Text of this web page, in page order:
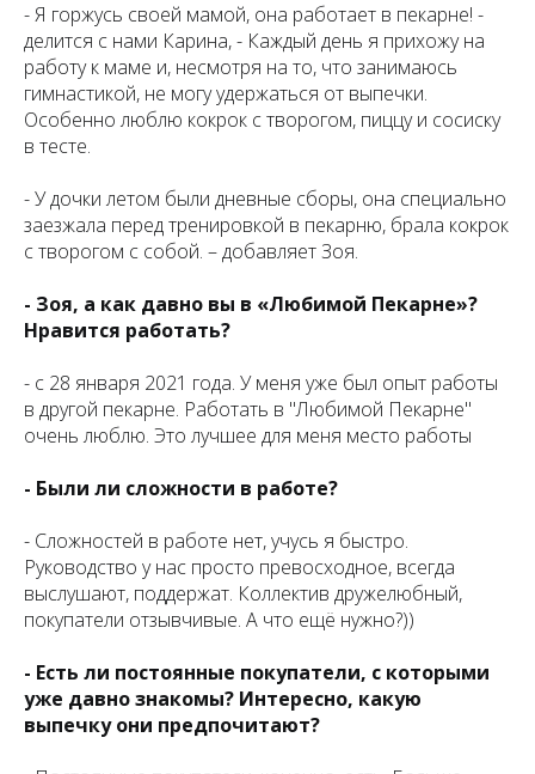
- Я горжусь своей мамой, она работает в пекарне! -
делится с нами Карина, - Каждый день я прихожу на
работу к маме и, несмотря на то, что занимаюсь
гимнастикой, не могу удержаться от выпечки.
Особенно люблю кокрок с творогом, пиццу и сосиску
в тесте.
- У дочки летом были дневные сборы, она специально
заезжала перед тренировкой в пекарню, брала кокрок
с творогом с собой. – добавляет Зоя.
- Зоя, а как давно вы в «Любимой Пекарне»?
Нравится работать?
- с 28 января 2021 года. У меня уже был опыт работы
в другой пекарне. Работать в "Любимой Пекарне"
очень люблю. Это лучшее для меня место работы
- Были ли сложности в работе?
- Сложностей в работе нет, учусь я быстро.
Руководство у нас просто превосходное, всегда
выслушают, поддержат. Коллектив дружелюбный,
покупатели отзывчивые. А что ещё нужно?))
- Есть ли постоянные покупатели, с которыми
уже давно знакомы? Интересно, какую
выпечку они предпочитают?